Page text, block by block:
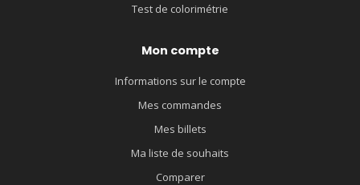
Test de colorimétrie
Mon compte
Informations sur le compte
Mes commandes
Mes billets
Ma liste de souhaits
Comparer